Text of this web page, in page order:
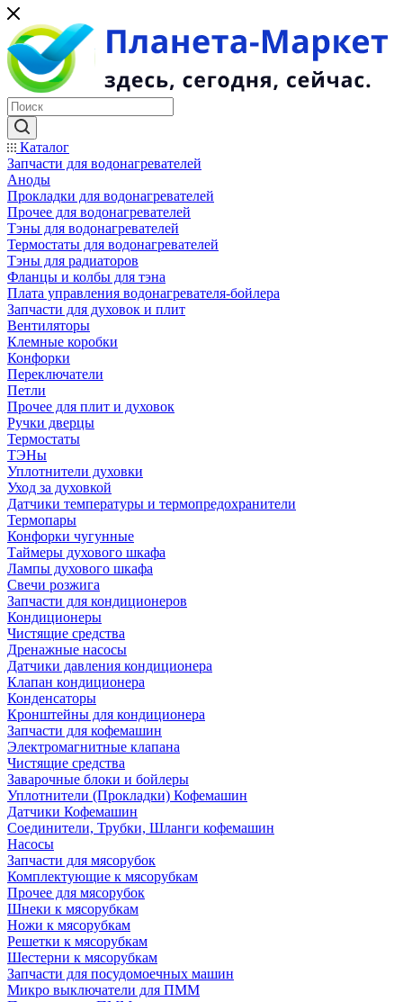
Каталог
Запчасти для водонагревателей
Аноды
Прокладки для водонагревателей
Прочее для водонагревателей
Тэны для водонагревателей
Термостаты для водонагревателей
Тэны для радиаторов
Фланцы и колбы для тэна
Плата управления водонагревателя-бойлера
Запчасти для духовок и плит
Вентиляторы
Клемные коробки
Конфорки
Переключатели
Петли
Прочее для плит и духовок
Ручки дверцы
Термостаты
ТЭНы
Уплотнители духовки
Уход за духовкой
Датчики температуры и термопредохранители
Термопары
Конфорки чугунные
Таймеры духового шкафа
Лампы духового шкафа
Свечи розжига
Запчасти для кондиционеров
Кондиционеры
Чистящие средства
Дренажные насосы
Датчики давления кондиционера
Клапан кондиционера
Конденсаторы
Кронштейны для кондиционера
Запчасти для кофемашин
Электромагнитные клапана
Чистящие средства
Заварочные блоки и бойлеры
Уплотнители (Прокладки) Кофемашин
Датчики Кофемашин
Соединители, Трубки, Шланги кофемашин
Насосы
Запчасти для мясорубок
Комплектующие к мясорубкам
Прочее для мясорубок
Шнеки к мясорубкам
Ножи к мясорубкам
Решетки к мясорубкам
Шестерни к мясорубкам
Запчасти для посудомоечных машин
Микро выключатели для ПММ